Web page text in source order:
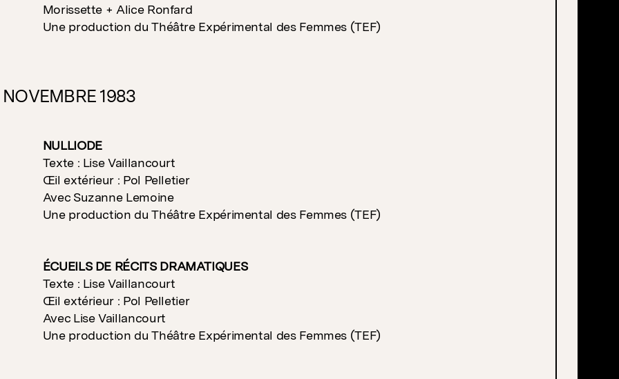
Morissette + Alice Ronfard
Une production du Théâtre Expérimental des Femmes (TEF)
1983
NULLIODE
Texte : Lise Vaillancourt
Œil extérieur : Pol Pelletier
Avec Suzanne Lemoine
Une production du Théâtre Expérimental des Femmes (TEF)
ÉCUEILS DE RÉCITS DRAMATIQUES
Texte : Lise Vaillancourt
Œil extérieur : Pol Pelletier
Avec Lise Vaillancourt
Une production du Théâtre Expérimental des Femmes (TEF)